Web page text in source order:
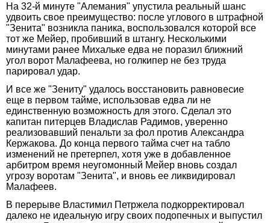
На 32-й минуте "Алемания" упустила реальный шанс
удвоить свое преимущество: после углового в штрафной
"Зенита" возникла паника, воспользовался которой все
тот же Мейер, пробивший в штангу. Несколькими
минутами ранее Михальке едва не поразил ближний
угол ворот Малафеева, но голкипер не без труда
парировал удар.
И все же "Зениту" удалось восстановить равновесие
еще в первом тайме, использовав едва ли не
единственную возможность для этого. Сделал это
капитан питерцев Владислав Радимов, уверенно
реализовавший пенальти за фол против Александра
Кержакова. До конца первого тайма счет на табло
изменений не претерпел, хотя уже в добавленное
арбитром время неугомонный Мейер вновь создал
угрозу воротам "Зенита", и вновь ее ликвидировал
Малафеев.
В перерыве Властимил Петржела подкорректировал
далеко не идеальную игру своих подопечных и выпустил